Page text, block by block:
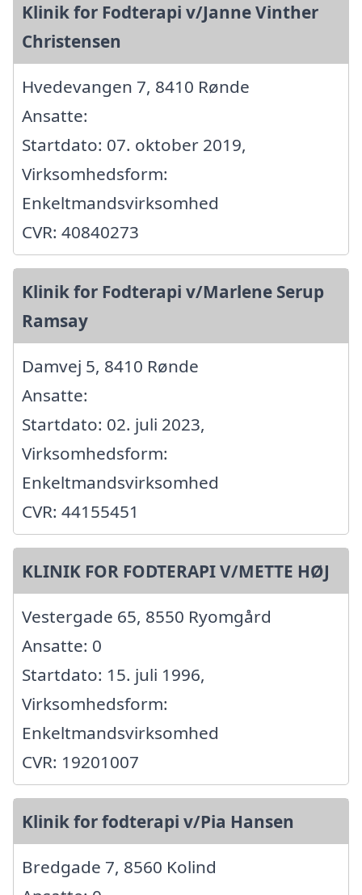
Klinik for Fodterapi v/Janne Vinther
Christensen
Hvedevangen 7, 8410 Rønde
Ansatte:
Startdato: 07. oktober 2019,
Virksomhedsform:
Enkeltmandsvirksomhed
CVR: 40840273
Klinik for Fodterapi v/Marlene Serup
Ramsay
Damvej 5, 8410 Rønde
Ansatte:
Startdato: 02. juli 2023,
Virksomhedsform:
Enkeltmandsvirksomhed
CVR: 44155451
KLINIK FOR FODTERAPI V/METTE HØJ
Vestergade 65, 8550 Ryomgård
Ansatte: 0
Startdato: 15. juli 1996,
Virksomhedsform:
Enkeltmandsvirksomhed
CVR: 19201007
Klinik for fodterapi v/Pia Hansen
Bredgade 7, 8560 Kolind